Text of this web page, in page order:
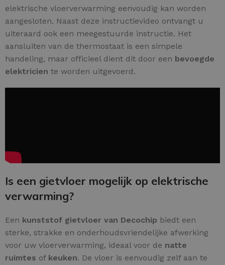
elektrische vloerverwarming eenvoudig kan worden
aangesloten. Naast deze instructievideo ontvangt u
uiteraard ook een meegestuurde instructie. Het
aansluiten van de thermostaat is een simpele
handeling, maar officieel dient dit door een bevoegde
elektricien te worden uitgevoerd.
Is een gietvloer mogelijk op elektrische
verwarming?
Een kunststof gietvloer van Decochip biedt een
sterke, strakke en onderhoudsvriendelijke afwerking
voor uw vloerverwarming, ideaal voor de natte
ruimtes of keuken. De vloer is eenvoudig zelf aan te